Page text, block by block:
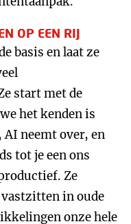
OP EEN RIJ
basis en laat ze
start met de
het kenden is
neemt over, en
tot je een ons
Ze
in oude
onze hele